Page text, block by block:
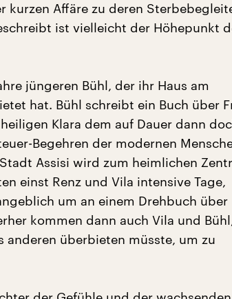
kurzen Affäre zu deren
ist vielleicht der Höhepunkt
jüngeren Bühl, der ihr Haus am
hat. Bühl schreibt ein Buch über
Klara dem auf Dauer dann
Begehren der modernen
Assisi wird zum heimlichen
einst Renz und Vila intensive Tage,
um an einem Drehbuch über
kommen dann auch Vila und
anderen überbieten müsste, um zu